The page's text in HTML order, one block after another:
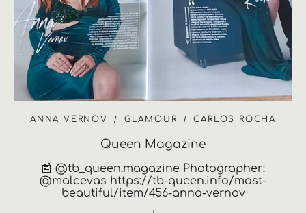
ANNA VERNOV GLAMOUR CARLOS ROCHA
Queen Magazine
📰 @tb_queen.magazine Photographer:
@malcevas https://tb-queen.info/most-
beautiful/item/456-anna-vernov